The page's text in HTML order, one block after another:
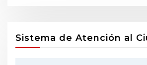
Sistema de Atención al